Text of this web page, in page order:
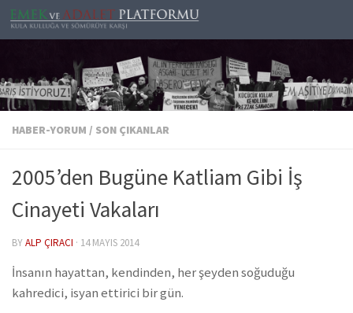
Skip to content
HABER-YORUM / SON ÇIKANLAR
2005’den Bugüne Katliam Gibi İş
Cinayeti Vakaları
BYALP ÇIRACI · 14 MAYIS 2014
İnsanın hayattan, kendinden, her şeyden soğuduğu
kahredici, isyan ettirici bir gün.